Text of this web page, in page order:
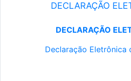
DECLARAÇÃO
DECLARAÇÃO
Declaração Eletrônica